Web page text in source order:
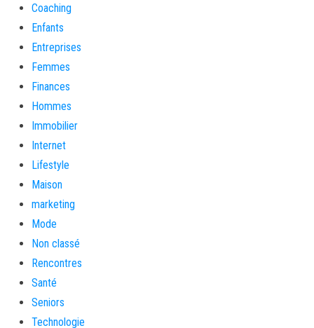
Coaching
Enfants
Entreprises
Femmes
Finances
Hommes
Immobilier
Internet
Lifestyle
Maison
marketing
Mode
Non classé
Rencontres
Santé
Seniors
Technologie